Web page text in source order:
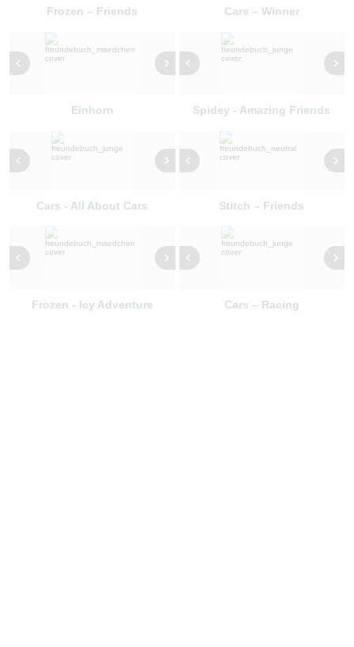
Frozen – Friends Cars – Winner
Einhorn Spidey - Amazing Friends
Cars - All About Cars Stitch – Friends
Frozen - Icy Adventure Cars – Racing